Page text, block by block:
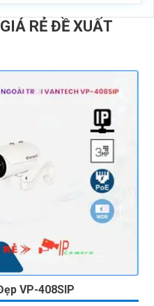
RẺ ĐỀ XUẤT
VP-408SIP